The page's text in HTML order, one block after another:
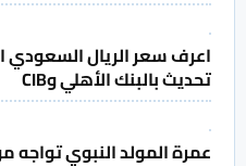
تحديث بالبنك الأهلي وCIB
عمرة المولد النبوي تواجه